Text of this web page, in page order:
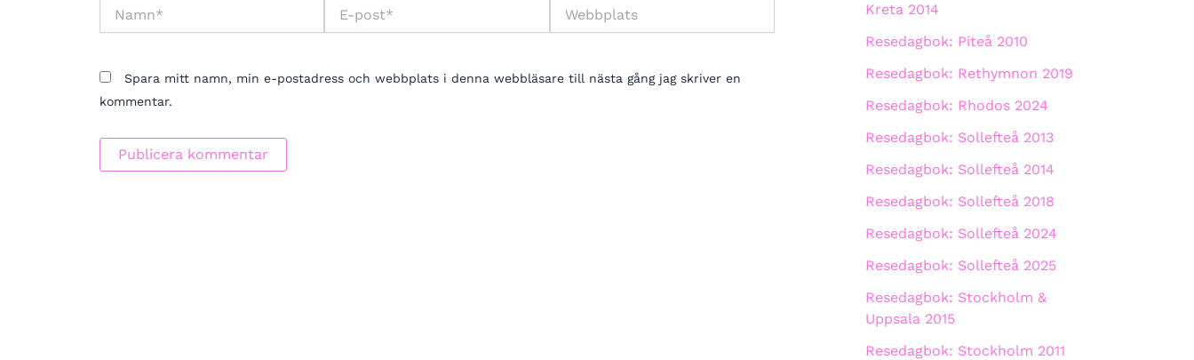
post*
Spara mitt namn, min e-postadress och webbplats i denna webbläsare till nästa gång jag skriver en
kommentar.
Kreta 2014
Resedagbok: Piteå 2010
Resedagbok: Rethymnon 2019
Resedagbok: Rhodos 2024
Resedagbok: Sollefteå 2013
Resedagbok: Sollefteå 2014
Resedagbok: Sollefteå 2018
Resedagbok: Sollefteå 2024
Resedagbok: Sollefteå 2025
Resedagbok: Stockholm &
Uppsala 2015
Resedagbok: Stockholm 2011